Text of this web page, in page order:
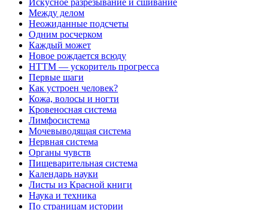
Искусное разрезывание и сшивание
Между делом
Неожиданные подсчеты
Одним росчерком
Каждый может
Новое рождается всюду
НТТМ — ускоритель прогресса
Первые шаги
Как устроен человек?
Кожа, волосы и ногти
Кровеносная система
Лимфосистема
Мочевыводящая система
Нервная система
Органы чувств
Пищеварительная система
Календарь науки
Листы из Красной книги
Наука и техника
По страницам истории